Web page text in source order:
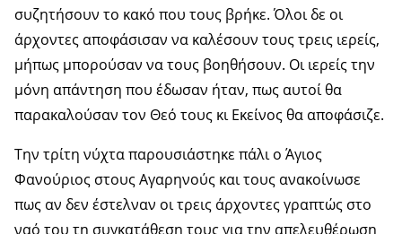
συζητήσουν το κα­κό που τους βρήκε. Όλοι δε οι
άρχοντες αποφάσισαν να καλέσουν τους τρεις ιερείς,
μήπως μπορούσαν να τους βοηθήσουν. Οι ιερείς την
μόνη απάντηση που έδωσαν ήταν, πως αυτοί θα
παρακαλούσαν τον Θεό τους κι Εκείνος θα αποφάσιζε.
Την τρίτη νύχτα παρουσιάστηκε πάλι ο Άγιος
Φανούριος στους Αγαρηνούς και τους ανακοίνωσε
πως αν δεν έστελναν οι τρεις άρχοντες γραπτώς στο
ναό του τη συγκατάθεση τους για την απελευθέρωση